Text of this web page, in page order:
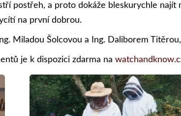
postřeh, a proto dokáže bleskurychle najít
na první dobrou.
Miladou Šolcovou a Ing. Daliborem Titěrou,
je k dispozici zdarma na